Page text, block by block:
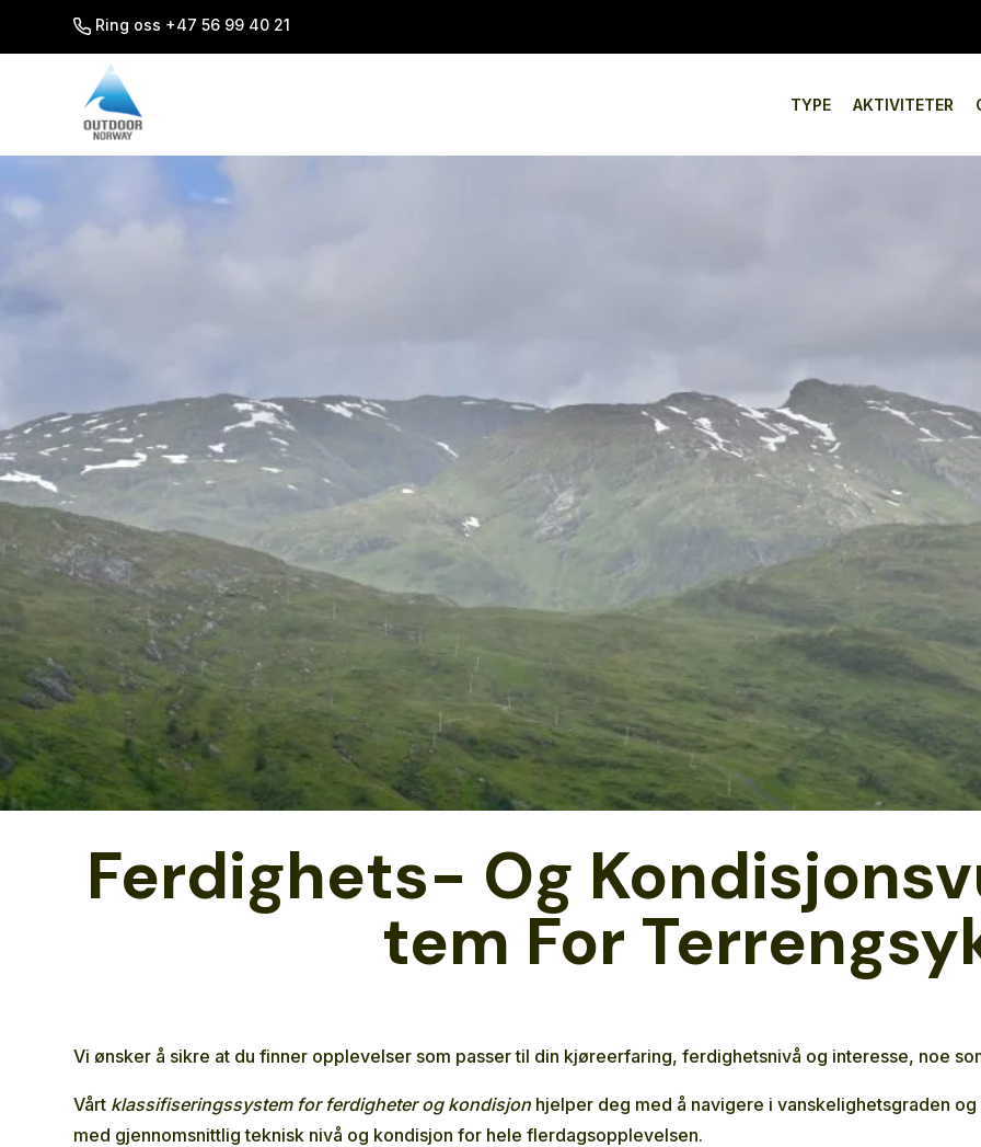
Ring oss +47 56 99 40 21
TYPE AKTIVITETER
Ferdighets- Og
Tem For
Vi ønsker å sikre at du finner opplevelser som passer til din kjøreerfaring, ferdighetsnivå og interesse, noe
Vårt klassifiseringssystem for ferdigheter og kondisjon hjelper deg med å navigere i vanskelighetsgraden
med gjennomsnittlig teknisk nivå og kondisjon for hele flerdagsopplevelsen.